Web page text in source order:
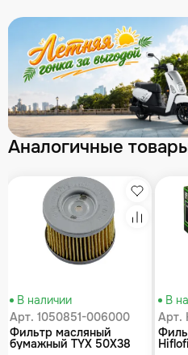
Аналогичные
В наличии
Арт. 1050851-006000
Фильтр масляный
бумажный TYX 50X38
В
Арт.